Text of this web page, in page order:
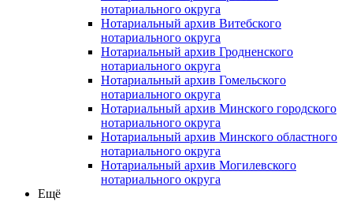
нотариального округа
Нотариальный архив Витебского
нотариального округа
Нотариальный архив Гродненского
нотариального округа
Нотариальный архив Гомельского
нотариального округа
Нотариальный архив Минского городского
нотариального округа
Нотариальный архив Минского областного
нотариального округа
Нотариальный архив Могилевского
нотариального округа
Ещё